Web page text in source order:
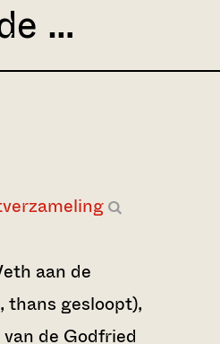
…
aan de
thans gesloopt),
de Godfried